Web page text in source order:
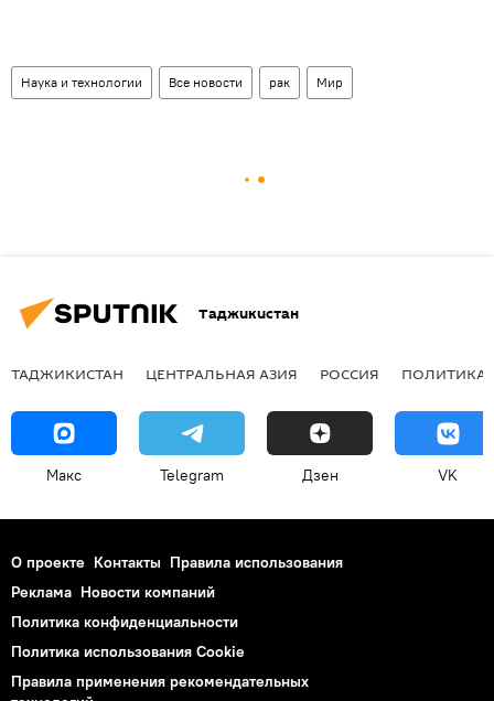
Наука и технологии Все новости рак Мир
Таджикистан
ТАДЖИКИСТАН ЦЕНТРАЛЬНАЯ АЗИЯ РОССИЯ ПОЛИТИКА
Макс Telegram Дзен VK
О проекте Контакты Правила использования
Реклама Новости компаний
Политика конфиденциальности
Политика использования Cookie
Правила применения рекомендательных